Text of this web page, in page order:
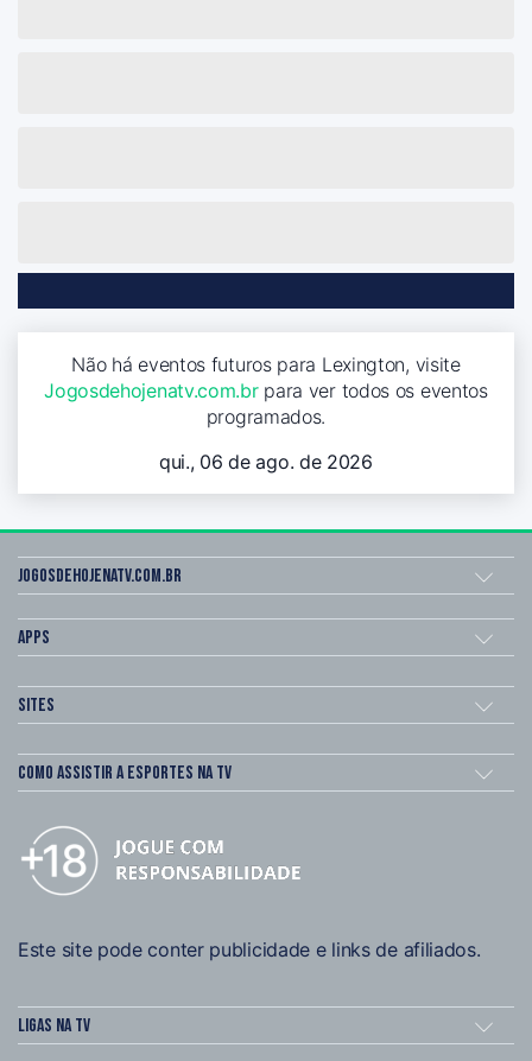
Não há eventos futuros para Lexington, visite
Jogosdehojenatv.com.brpara ver todos os eventos
programados.
qui., 06 de ago. de 2026
Jogosdehojenatv.com.br
Apps
Sites
Como assistir a esportes na TV
Este site pode conter publicidade e links de afiliados.
Ligas na TV